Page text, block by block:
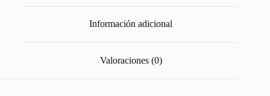
Información adicional
Valoraciones (0)